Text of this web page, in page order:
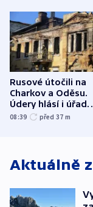
Rusové útočili na
Charkov a Oděsu.
Údery hlásí i úřady
Bělgorodu
08:39 před 37 m
Aktuálně